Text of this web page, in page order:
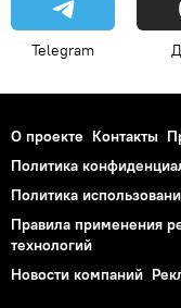
Telegram
О проекте Контакты
Политика
Политика
Правила применения
технологий
Новости компаний